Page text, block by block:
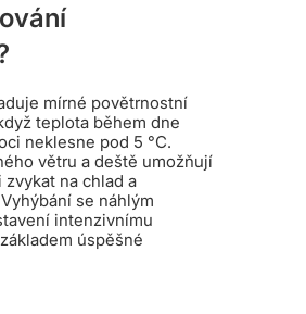
mírné povětrnostní
teplota během dne
neklesne pod 5 °C.
větru a deště umožňují
na chlad a
se náhlým
intenzivnímu
úspěšné